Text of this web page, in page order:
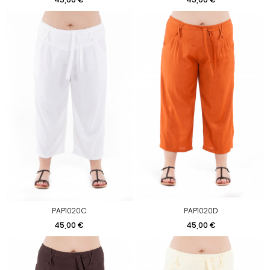
PAP1020C
Preis
45,00 €
PAP1020D
Preis
45,00 €